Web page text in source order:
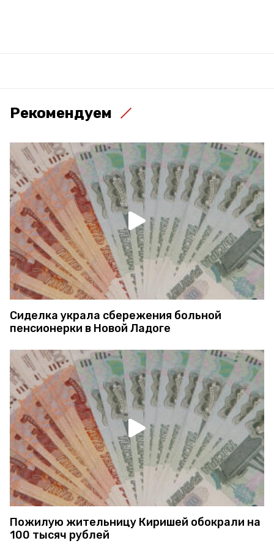
Рекомендуем
Сиделка украла сбережения больной
пенсионерки в Новой Ладоге
Пожилую жительницу Киришей обокрали на
100 тысяч рублей